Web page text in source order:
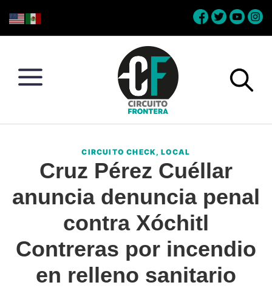
to
to
to
to
Conéctate
la
frontera
CIRCUITO CHECK, LOCAL
Cruz Pérez Cuéllar
anuncia denuncia penal
contra Xóchitl
Contreras por incendio
en relleno sanitario